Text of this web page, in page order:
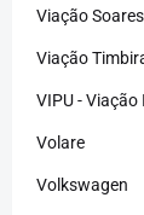
Viação Soares
Viação
VIPU - Viação
Volare
Volkswagen